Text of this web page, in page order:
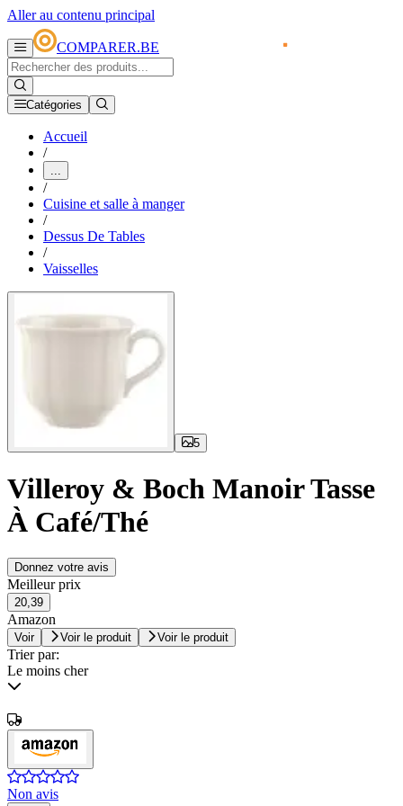
Aller au contenu principal
COMPARER.BE
Catégories
Accueil
/
...
/
Cuisine et salle à manger
/
Dessus De Tables
/
Vaisselles
5
Villeroy & Boch Manoir Tasse
À Café/Thé
Donnez votre avis
Meilleur prix
20,39
Amazon
Voir Voir le produit Voir le produit
Trier par:
Le moins cher
Non avis